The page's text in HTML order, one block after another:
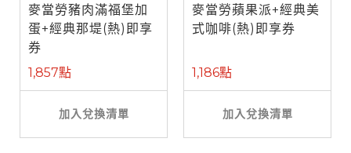
麥當勞豬肉滿福堡加
蛋+經典那堤(熱)即享
券
1,857點
加入兌換清單
麥當勞蘋果派+經典美
式咖啡(熱)即享券
1,186點
加入兌換清單